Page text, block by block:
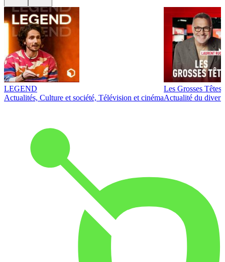
LEGEND
Actualités, Culture et société, Télévision et cinéma
Les Grosses Têtes
Actualité du